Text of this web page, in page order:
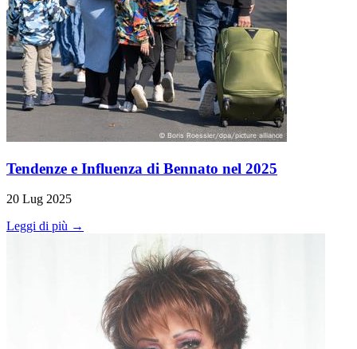
Tendenze e Influenza di Bennato nel 2025
20 Lug 2025
Leggi di più →